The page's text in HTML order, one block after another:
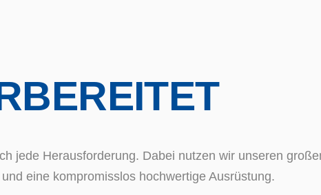
jede Herausforderung. Dabei nutzen wir unseren
eine kompromisslos hochwertige Ausrüstung.